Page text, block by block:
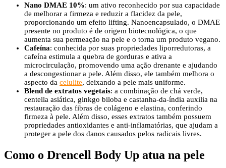
Nano DMAE 10%: um ativo reconhecido por sua capacidade
de melhorar a firmeza e reduzir a flacidez da pele,
proporcionando um efeito lifting. Nanoencapsulado, o DMAE
presente no produto é de origem biotecnológica, o que
aumenta sua permeação na pele e o torna um produto vegano.
Cafeína: conhecida por suas propriedades liporredutoras, a
cafeína estimula a quebra de gorduras e ativa a
microcirculação, promovendo uma ação drenante e ajudando
a descongestionar a pele. Além disso, ele também melhora o
aspecto da celulite, deixando a pele mais uniforme.
Blend de extratos vegetais: a combinação de chá verde,
centella asiática, ginkgo biloba e castanha-da-índia auxilia na
restauração das fibras de colágeno e elastina, conferindo
firmeza à pele. Além disso, esses extratos também possuem
propriedades antioxidantes e anti-inflamatórias, que ajudam a
proteger a pele dos danos causados pelos radicais livres.
Como o Drencell Body Up atua na pele